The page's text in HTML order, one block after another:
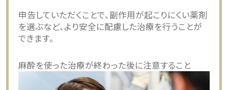
申告していただくことで、副作用が起こりにくい薬剤
を選ぶなど、より安全に配慮した治療を行うことが
できます。
麻酔を使った治療が終わった後に注意すること